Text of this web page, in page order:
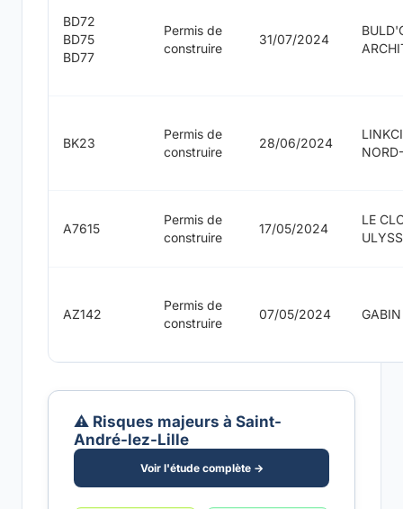
BD72
BD75
BD77
Permis de
construire
31/07/2024
BK23
Permis de
construire
28/06/2024
A7615
Permis de
construire
17/05/2024
LE
AZ142
Permis de
construire
07/05/2024 GABIN
⚠️ Risques majeurs à Saint-
André-lez-Lille
Voir l'étude complète →